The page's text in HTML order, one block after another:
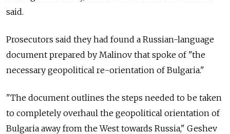
said.
Prosecutors said they had found a Russian-language
document prepared by Malinov that spoke of "the
necessary geopolitical re-orientation of Bulgaria."
"The document outlines the steps needed to be taken
to completely overhaul the geopolitical orientation of
Bulgaria away from the West towards Russia," Geshev